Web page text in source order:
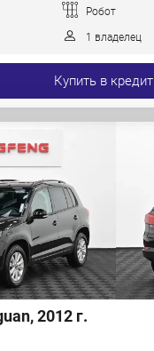
Робот
1 владелец
Купить в кредит
2012 г.